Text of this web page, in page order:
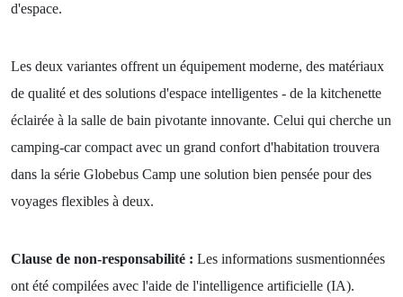
d'espace.
Les deux variantes offrent un équipement moderne, des matériaux
de qualité et des solutions d'espace intelligentes - de la kitchenette
éclairée à la salle de bain pivotante innovante. Celui qui cherche un
camping-car compact avec un grand confort d'habitation trouvera
dans la série Globebus Camp une solution bien pensée pour des
voyages flexibles à deux.
Clause de non-responsabilité : Les informations susmentionnées
ont été compilées avec l'aide de l'intelligence artificielle (IA).